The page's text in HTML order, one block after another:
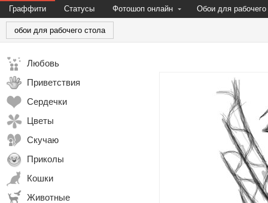
Граффити Статусы Фотошоп онлайн Обои для рабочего
обои для рабочего стола
Любовь
Приветствия
Сердечки
Цветы
Скучаю
Приколы
Кошки
Животные